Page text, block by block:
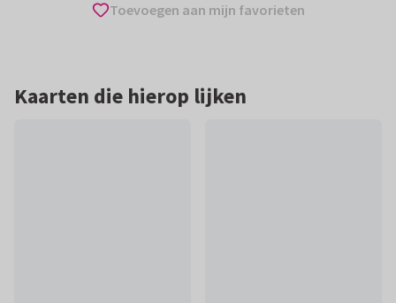
Toevoegen aan mijn favorieten
Kaarten die hierop lijken